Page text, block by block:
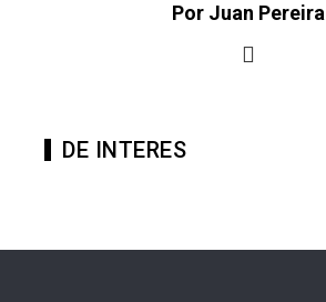
Por Juan Pereira
DE INTERES